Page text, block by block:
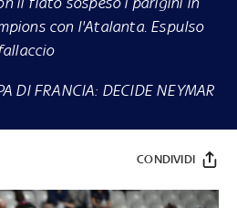
con l'Atalanta. Espulso
DI FRANCIA: DECIDE NEYMAR
CONDIVIDI